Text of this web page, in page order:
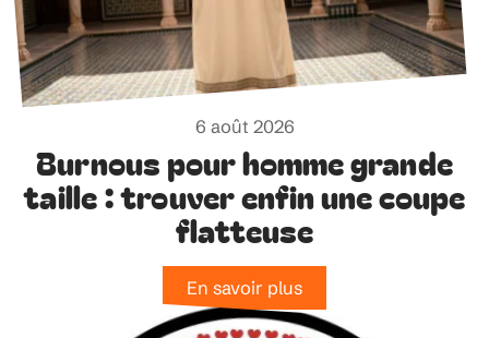
6 août 2026
Burnous pour homme grande
taille : trouver enfin une coupe
flatteuse
En savoir plus